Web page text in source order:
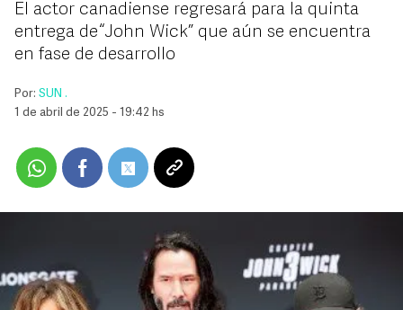
El actor canadiense regresará para la quinta
entrega de “John Wick” que aún se encuentra
en fase de desarrollo
Por: SUN .
1 de abril de 2025 - 19:42 hs